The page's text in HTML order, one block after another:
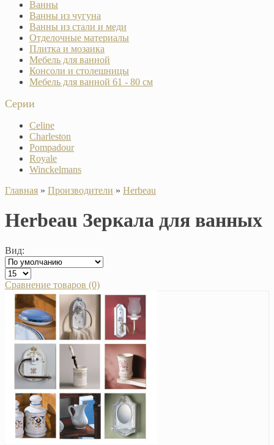
Ванны
Ванны из чугуна
Ванны из стали и меди
Отделочные материалы
Плитка и мозаика
Мебель для ванной
Консоли и столешницы
Мебель для ванной 61 - 80 см
Серии
Celine
Charleston
Pompadour
Royale
Winckelmans
Главная » Производители » Herbeau
Herbeau Зеркала для ванных
Вид:
Сравнение товаров (0)